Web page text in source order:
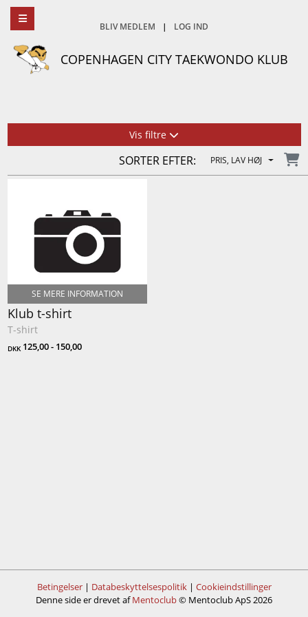
BLIV MEDLEM | LOG IND
COPENHAGEN CITY TAEKWONDO KLUB
Vis filtre
SORTER EFTER: PRIS, LAV HØJ
SE MERE INFORMATION
Klub t-shirt
T-shirt
DKK125,00 - 150,00
Betingelser | Databeskyttelsespolitik | Cookieindstillinger
Denne side er drevet afMentoclub© Mentoclub ApS 2026